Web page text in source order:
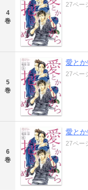
4
巻
27ペー
5
巻
愛と
27ペー
6
巻
愛と
27ペー